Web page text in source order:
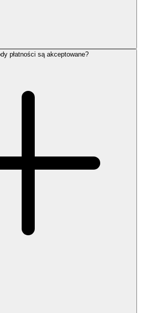
płatności są akceptowane?